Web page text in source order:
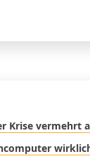
Krise vermehrt